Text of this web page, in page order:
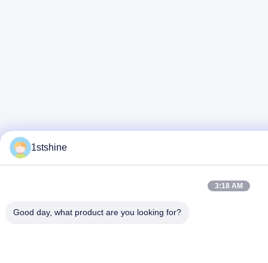
1stshine
3:18 AM
Good day, what product are you looking for?